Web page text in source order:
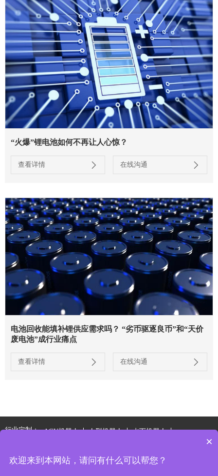
“火爆”锂电池如何不再让人心惊？
查看详情 在线沟通
电池回收能填补锂供应需求吗？ “劣币驱逐良币”和“天价
废电池”成行业痛点
查看详情 在线沟通
行业定制： AGV机器人 人型机器人 水下机器人
×
欢迎来到本网站，请问有什么可以帮您？